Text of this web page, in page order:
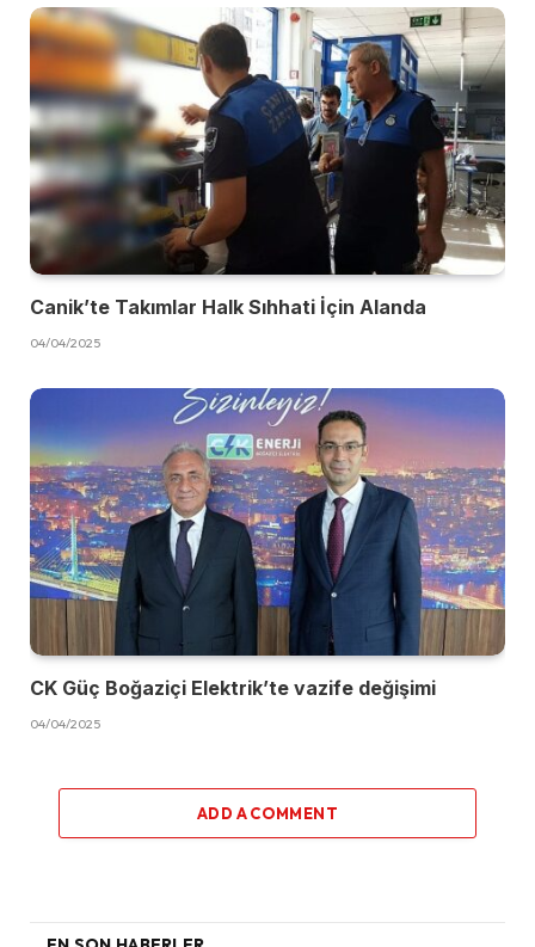
Canik’te Takımlar Halk Sıhhati İçin Alanda
04/04/2025
CK Güç Boğaziçi Elektrik’te vazife değişimi
04/04/2025
ADD A COMMENT